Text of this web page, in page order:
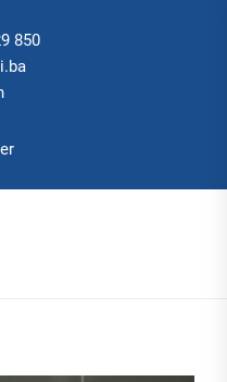
850